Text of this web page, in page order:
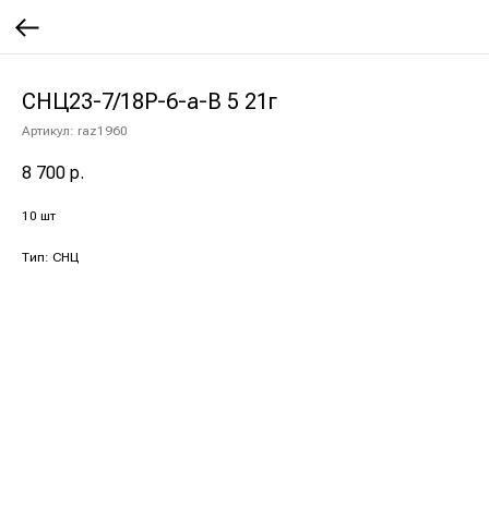
СНЦ23-7/18Р-6-а-В 5 21г
Артикул: raz1960
8 700 р.
10 шт
Тип: СНЦ